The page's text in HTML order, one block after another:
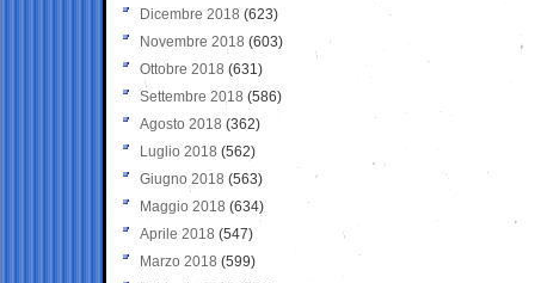
Dicembre 2018 (623)
Novembre 2018 (603)
Ottobre 2018 (631)
Settembre 2018 (586)
Agosto 2018 (362)
Luglio 2018 (562)
Giugno 2018 (563)
Maggio 2018 (634)
Aprile 2018 (547)
Marzo 2018 (599)